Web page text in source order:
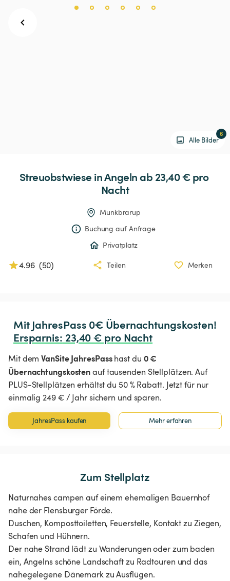
Alle Bilder
6
Streuobstwiese inAngeln ab 23,40 € pro
Nacht
Munkbrarup
Buchung auf Anfrage
Privatplatz
4.96 (50) Teilen Merken
Ersparnis: 23,40 € pro Nacht
Mit demVanSite JahresPasshast du 0 €
Übernachtungskostenauf tausenden Stellplätzen. Auf
PLUS-Stellplätzen erhältst du 50 % Rabatt. Jetzt für nur
einmalig 249 € / Jahr sichern und sparen.
JahresPass kaufen Mehr erfahren
Zum Stellplatz
Naturnahes campen auf einem ehemaligen Bauernhof
nahe der Flensburger Förde.
Duschen, Komposttoiletten, Feuerstelle, Kontakt zu Ziegen,
Schafen und Hühnern.
Der nahe Strand lädt zu Wanderungen oder zum baden
ein, Angelns schöne Landschaft zu Radtouren und das
nahegelegene Dänemark zu Ausflügen.